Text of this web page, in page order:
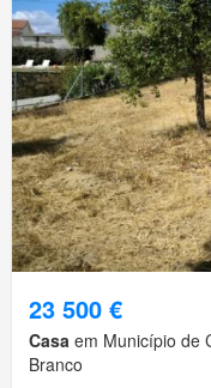
23 500 €
Casa em Município de
Branco